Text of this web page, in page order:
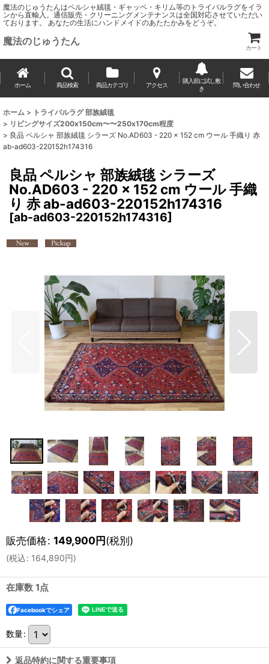
魔法のじゅうたんはペルシャ絨毯・ギャッベ・キリム等のトライバルラグをイラ
ンから直輸入。通信販売・クリーニングメンテナンスは全国対応させていただい
ております。 あなたの生活にハンドメイドのあたたかみをどうぞ。
魔法のじゅうたん
カート
ホーム 商品検索 商品カテゴリ アクセス
購入前に試し敷
き
問い合わせ
ホーム > トライバルラグ 部族絨毯
> リビングサイズ200x150cm〜〜250x170cm程度
> 良品 ペルシャ 部族絨毯 シラーズ No.AD603 - 220 x 152 cm ウール 手織り 赤
ab-ad603-220152h174316
良品 ペルシャ 部族絨毯 シラーズ
No.AD603 - 220 x 152 cm ウール 手織
り 赤 ab-ad603-220152h174316
[ab-ad603-220152h174316]
販売価格: 149,900円(税別)
(税込: 164,890円)
在庫数 1点
Facebookでシェア
数量:
返品特約に関する重要事項